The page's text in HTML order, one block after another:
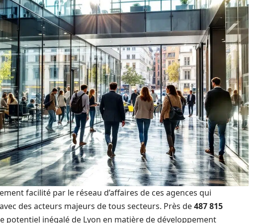
facilité par le réseau d’affaires de ces agences qui
des acteurs majeurs de tous secteurs. Près de487 815
potentiel inégalé de Lyon en matière de développement